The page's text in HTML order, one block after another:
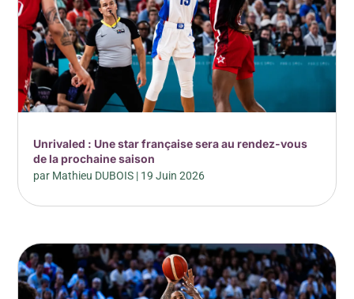
Unrivaled : Une star française sera au rendez-vous
de la prochaine saison
par Mathieu DUBOIS | 19 Juin 2026